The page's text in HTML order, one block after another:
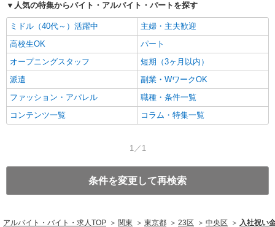
人気の特集からバイト・アルバイト・パートを探す
ミドル（40代～）活躍中
主婦・主夫歓迎
高校生OK
パート
オープニングスタッフ
短期（3ヶ月以内）
派遣
副業・WワークOK
ファッション・アパレル
職種・条件一覧
コンテンツ一覧
コラム・特集一覧
1／1
条件を変更して再検索
アルバイト・バイト・求人TOP 関東 東京都 23区 中央区 入社祝い